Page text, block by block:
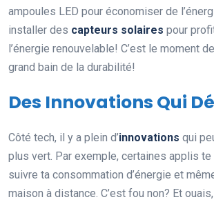
ampoules LED pour économiser de
installer des capteurs solaires pour
l’énergie renouvelable! C’est le moment
grand bain de la durabilité!
Des Innovations Qui
Côté tech, il y a plein d’innovations qui
plus vert. Par exemple, certaines applis
suivre ta consommation d’énergie et
maison à distance. C’est fou non? Et